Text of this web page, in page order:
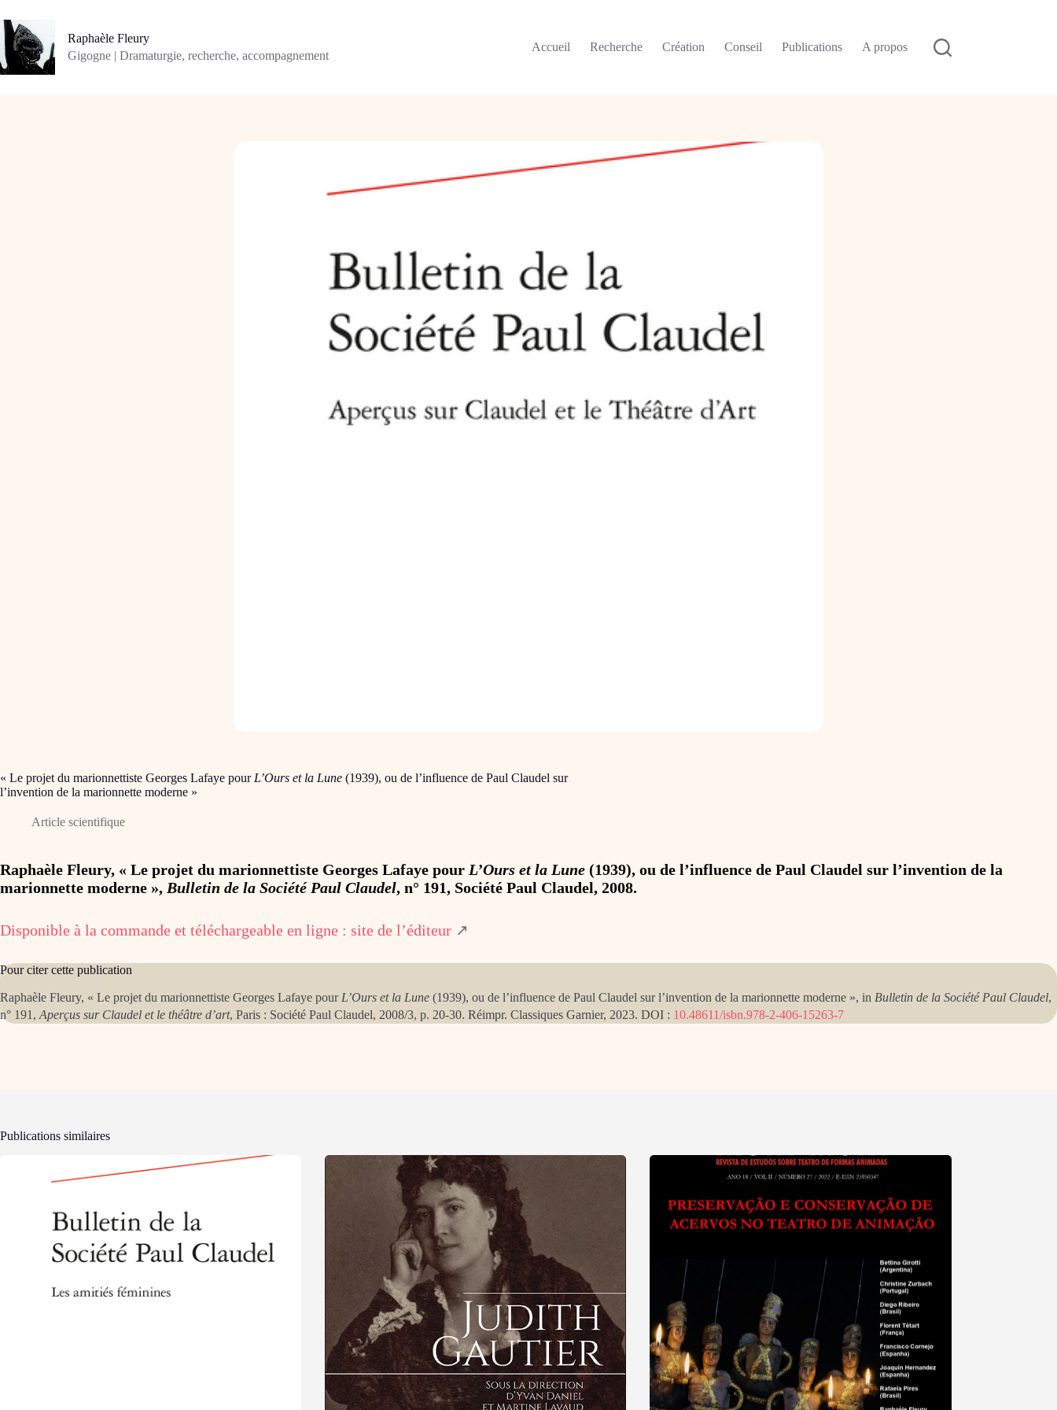
au
contenu
Raphaèle Fleury
Gigogne | Dramaturgie, recherche, accompagnement
Accueil Recherche Création Conseil Publications A propos
« Le projet du marionnettiste Georges Lafaye pour L’Ours et la Lune (1939), ou de l’influence de Paul Claudel sur
l’invention de la marionnette moderne »
Article scientifique
Raphaèle Fleury, « Le projet du marionnettiste Georges Lafaye pour L’Ours et la Lune (1939), ou de l’influence de Paul Claudel sur l’invention de la
marionnette moderne », Bulletin de la Société Paul Claudel, n° 191, Société Paul Claudel, 2008.
Disponible à la commande et téléchargeable en ligne : site de l’éditeur ↗
Pour citer cette publication
Raphaèle Fleury, « Le projet du marionnettiste Georges Lafaye pour L’Ours et la Lune (1939), ou de l’influence de Paul Claudel sur l’invention de la marionnette moderne », in Bulletin de la Société Paul Claudel,
n° 191, Aperçus sur Claudel et le théâtre d’art, Paris : Société Paul Claudel, 2008/3, p. 20-30. Réimpr. Classiques Garnier, 2023. DOI : 10.48611/isbn.978-2-406-15263-7
Publications similaires